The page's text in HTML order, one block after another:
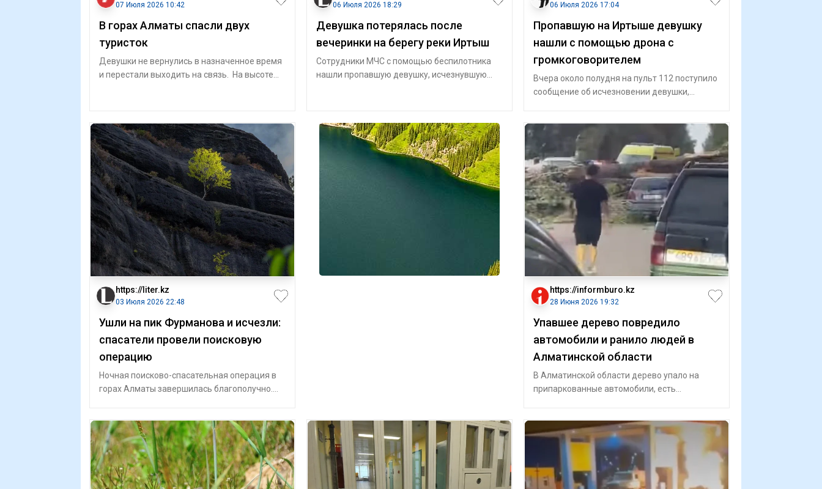
07 Июля 2026 10:42
В горах Алматы спасли двух
туристок
Девушки не вернулись в назначенное время
и перестали выходить на связь. На высоте
06 Июля 2026 18:29
Девушка потерялась после
вечеринки на берегу реки Иртыш
Сотрудники МЧС с помощью беспилотника
нашли пропавшую девушку, исчезнувшую
06 Июля 2026 17:04
Пропавшую на Иртыше девушку
нашли с помощью дрона с
громкоговорителем
Вчера около полудня на пульт 112 поступило
сообщение об исчезновении девушки,
https://liter.kz
03 Июля 2026 22:48
Ушли на пик Фурманова и исчезли:
спасатели провели поисковую
операцию
Ночная поисково-спасательная операция в
горах Алматы завершилась благополучно.
https://informburo.kz
28 Июня 2026 19:32
Упавшее дерево повредило
автомобили и ранило людей в
Алматинской области
В Алматинской области дерево упало на
припаркованные автомобили, есть